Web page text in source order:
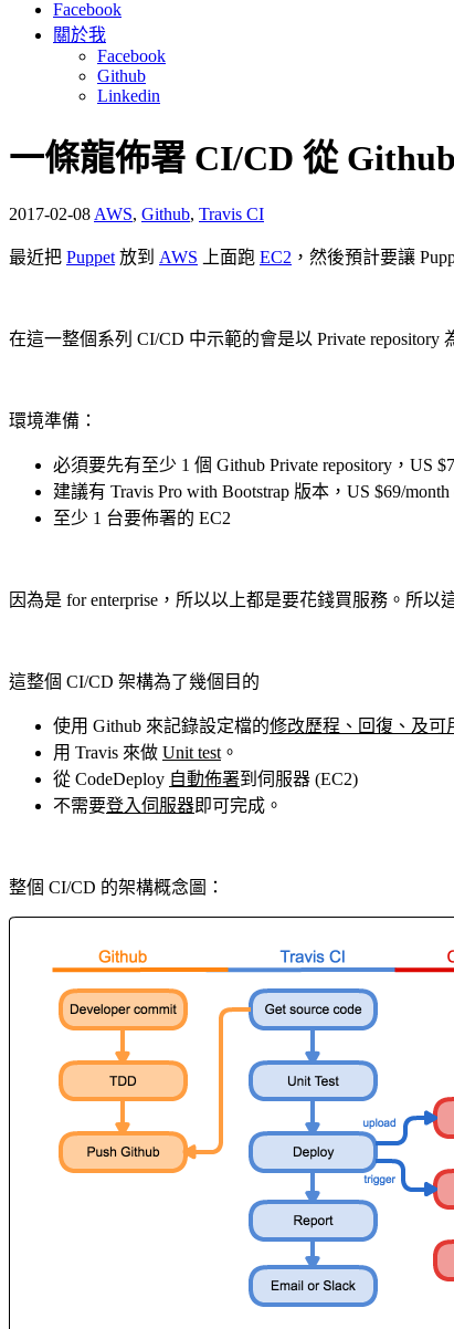
Facebook
關於我
Facebook
Github
Linkedin
一條龍佈署 CI/CD 從
2017-02-08 AWS, Github, Travis CI
最近把 Puppet 放到 AWS 上面跑 EC2 ，然後預計要讓
在這一整個系列 CI/CD 中示範的會是以 Private repository
環境準備：
必須要先有至少 1 個 Github Private repository，US
建議有 Travis Pro with Bootstrap 版本，US $69/
至少 1 台要佈署的 EC2
因為是 for enterprise，所以以上都是要花錢買服務。所以
這整個 CI/CD 架構為了幾個目的
使用 Github 來記錄設定檔的修改歷程、回復、及可
用 Travis 來做 Unit test 。
從 CodeDeploy 自動佈署到伺服器 (EC2)
不需要登入伺服器即可完成。
整個 CI/CD 的架構概念圖：